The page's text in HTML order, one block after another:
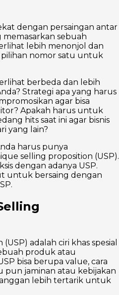
dengan persaingan antar
sebuah
lebih menonjol dan
nomor satu untuk
berbeda dan lebih
Strategi apa yang harus
agar bisa
Apakah harus untuk
hits saat ini agar bisnis
yang lain?
harus punya
selling proposition (USP).
dengan adanya USP.
untuk bersaing dengan
adalah ciri khas spesial
produk atau
bisa berupa value, cara
pun jaminan atau kebijakan
lebih tertarik untuk